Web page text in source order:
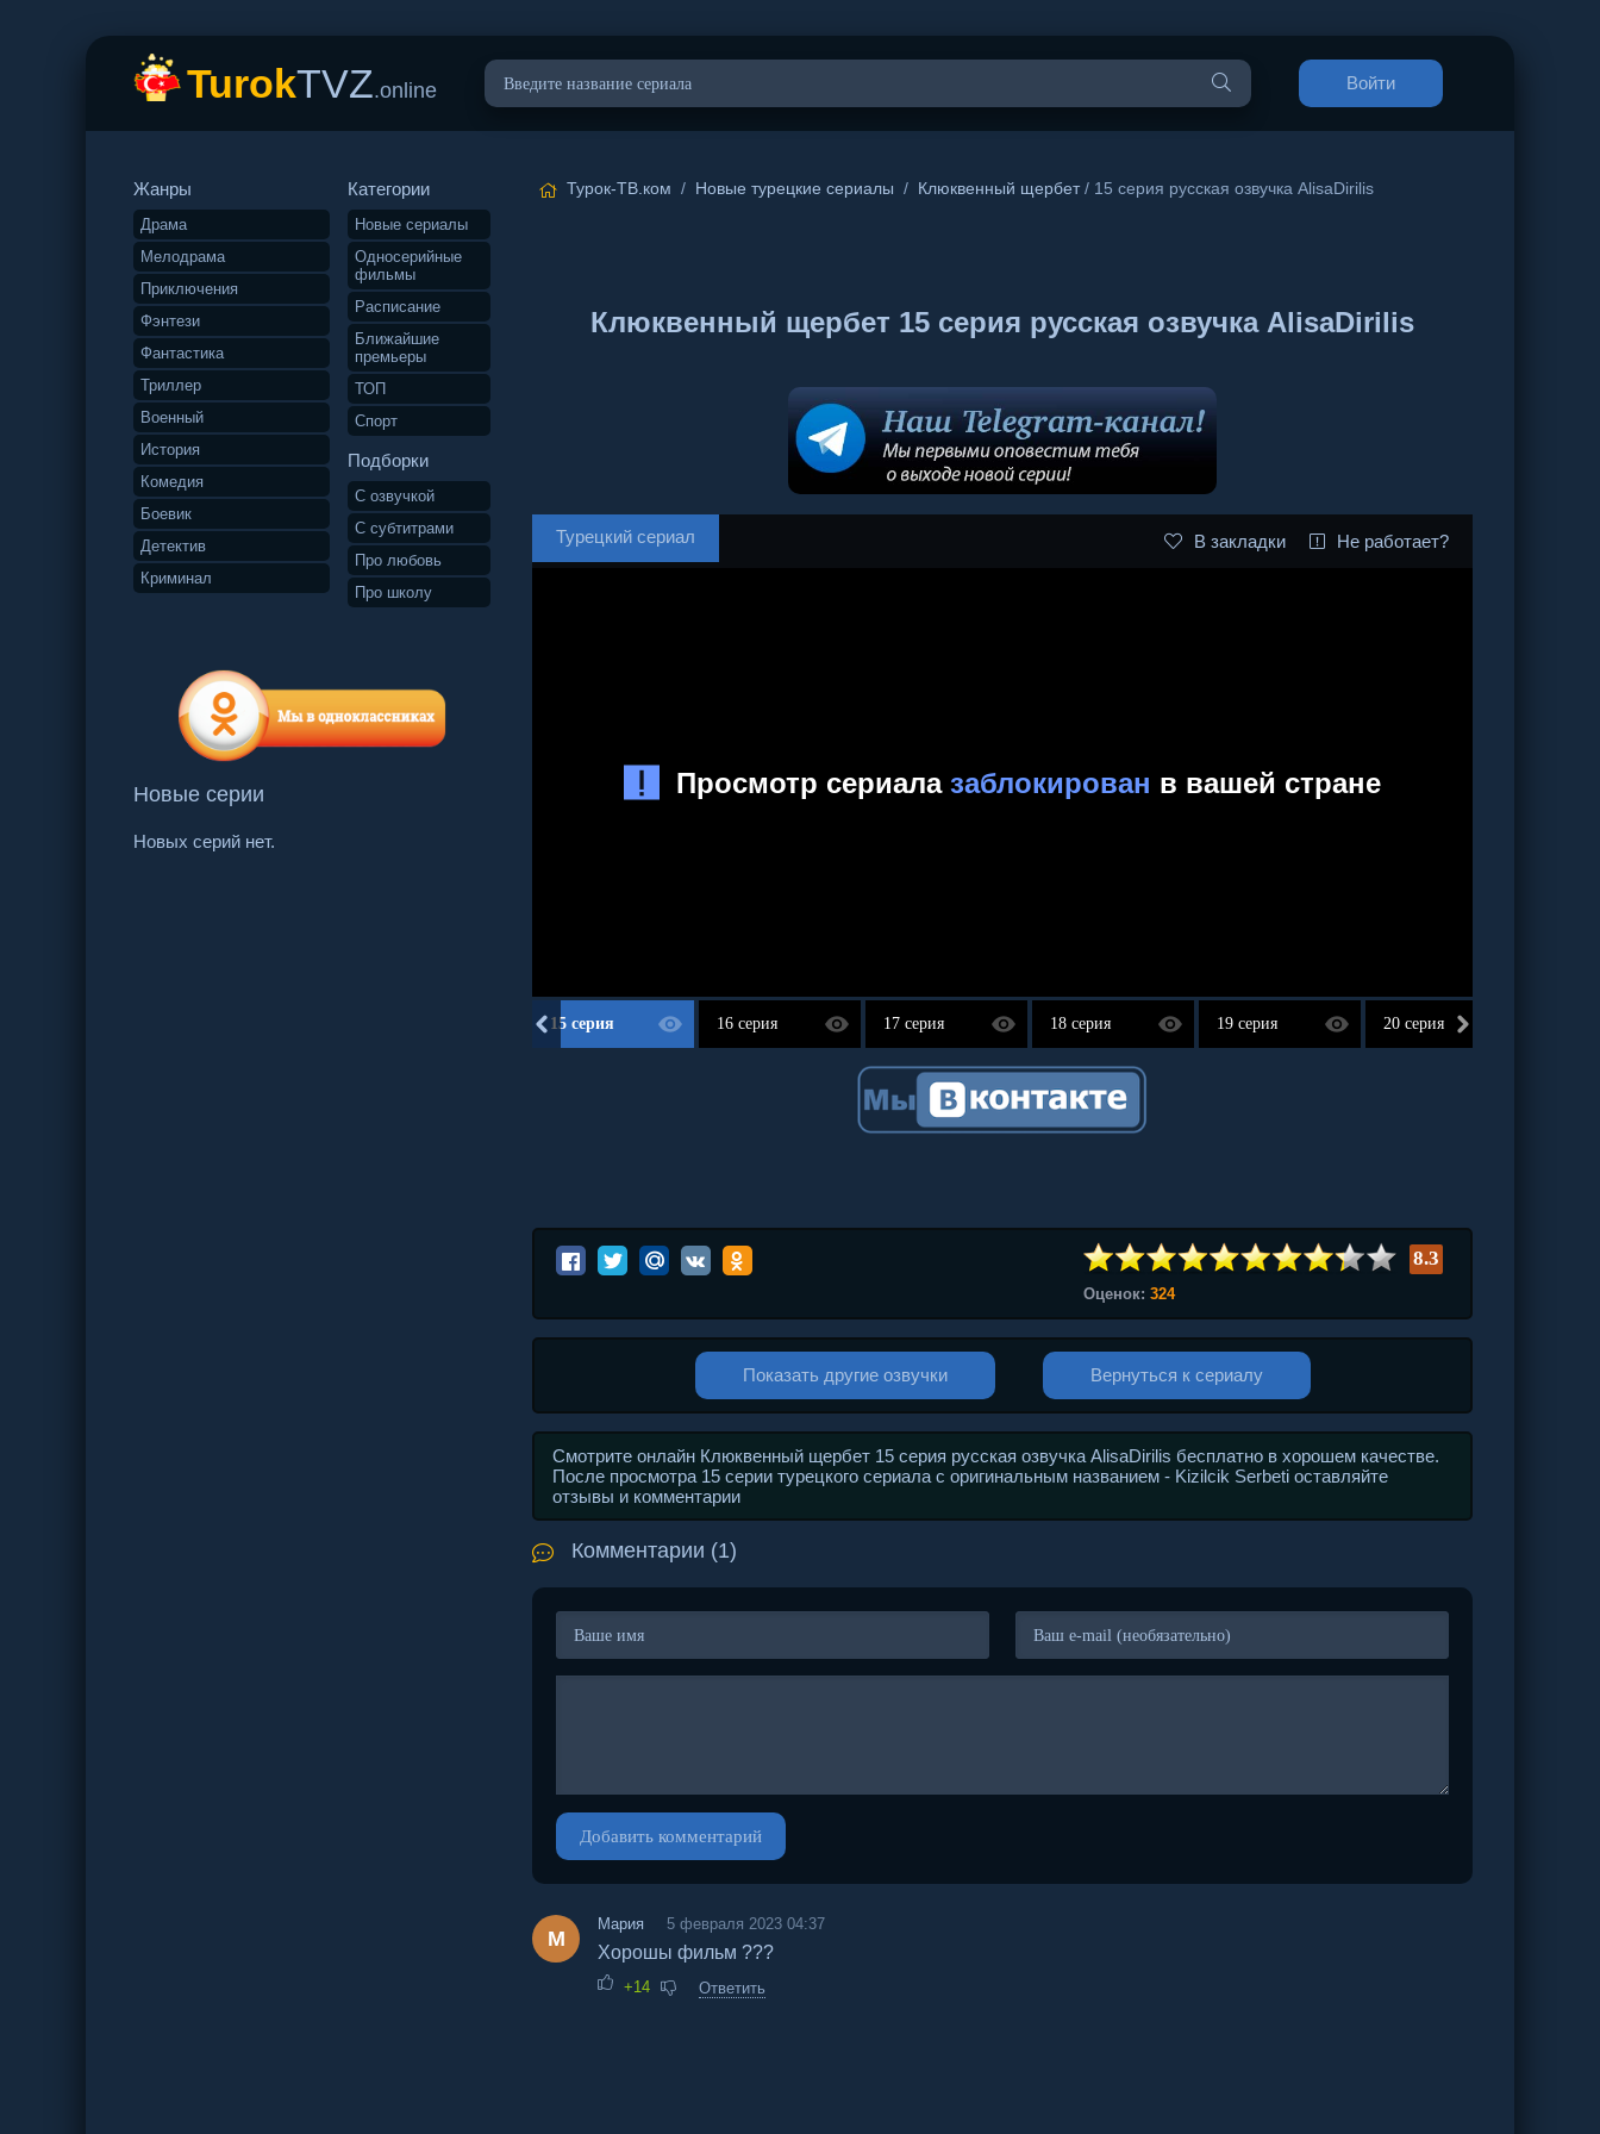
TurokTVZ.online Войти
Жанры
Драма
Мелодрама
Приключения
Фэнтези
Фантастика
Триллер
Военный
История
Комедия
Боевик
Детектив
Криминал
Категории
Новые сериалы
Односерийные
фильмы
Расписание
Ближайшие
премьеры
ТОП
Спорт
Подборки
С озвучкой
С субтитрами
Про любовь
Про школу
Новые серии
Новых серий нет.
Турок-ТВ.ком / Новые турецкие сериалы / Клюквенный щербет/ 15 серия русская озвучка AlisaDirilis
Клюквенный щербет 15 серия русская озвучка AlisaDirilis
Турецкий сериал В закладки Не работает?
15 серия 16 серия 17 серия 18 серия 19 серия 20 серия
8.3
Оценок: 324
Показать другие озвучки Вернуться к сериалу
Смотрите онлайн Клюквенный щербет 15 серия русская озвучка AlisaDirilis бесплатно в хорошем качестве.
После просмотра 15 серии турецкого сериала с оригинальным названием - Kizilcik Serbeti оставляйте
отзывы и комментарии
Комментарии (1)
Добавить комментарий
М
Мария 5 февраля 2023 04:37
Хорошы фильм ???
+14 Ответить